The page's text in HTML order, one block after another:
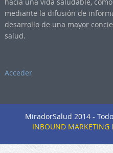
mediante la difusión de
desarrollo de una mayor
salud.
Acceder
MiradorSalud 2014 -
INBOUND MARKETING